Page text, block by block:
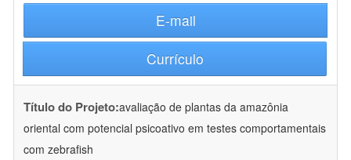
E-mail
Currículo
Título do Projeto:avaliação de plantas da amazônia
oriental com potencial psicoativo em testes comportamentais
com zebrafish